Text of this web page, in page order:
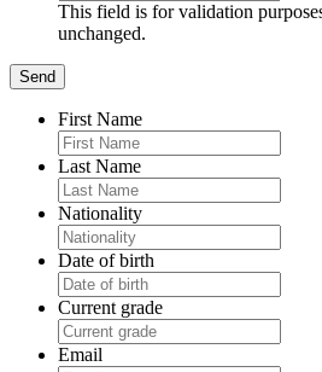
This field is for validation
unchanged.
First Name
Last Name
Nationality
Date of birth
Current grade
Email